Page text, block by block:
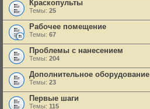
Краскопульты
Темы: 25
Рабочее помещение
Темы: 67
Проблемы с нанесением
Темы: 204
Дополнительное оборудование
Темы: 23
Первые шаги
Темы: 115